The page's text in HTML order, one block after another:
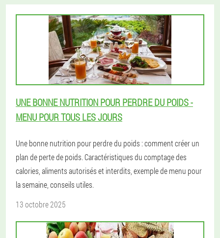
UNE BONNE NUTRITION POUR PERDRE DU POIDS -
MENU POUR TOUS LES JOURS
Une bonne nutrition pour perdre du poids : comment créer un
plan de perte de poids. Caractéristiques du comptage des
calories, aliments autorisés et interdits, exemple de menu pour
la semaine, conseils utiles.
13 octobre 2025